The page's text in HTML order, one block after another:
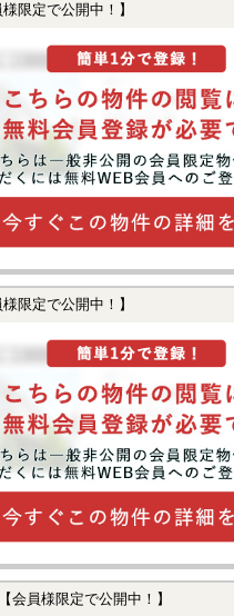
様限定で公開中！】
様限定で公開中！】
【会員様限定で公開中！】